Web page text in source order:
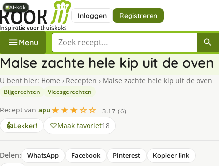
Inloggen Registreren
Menu Zoek een recept
Malse zachte hele kip uit de oven
U bent hier: Home › Recepten › Malse zachte hele kip uit de oven
Bijgerechten Vleesgerechten
Recept van apu★★★☆☆
3.17 (6)
👍Lekker! Maak favoriet18
Delen: WhatsApp Facebook Pinterest
Kopieer link
AI-kok
AI-kok
AI-kok
AI-kok
AI-kok
AI-kok